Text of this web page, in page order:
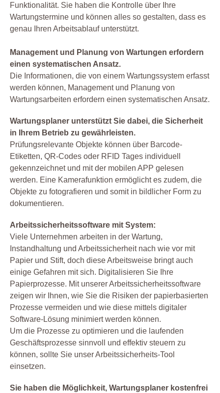
Funktionalität. Sie haben die Kontrolle über Ihre
Wartungstermine und können alles so gestalten, dass es
genau Ihren Arbeitsablauf unterstützt.
Management und Planung von Wartungen erfordern
einen systematischen Ansatz.
Die Informationen, die von einem Wartungssystem erfasst
werden können, Management und Planung von
Wartungsarbeiten erfordern einen systematischen Ansatz.
Wartungsplaner unterstützt Sie dabei, die Sicherheit
in Ihrem Betrieb zu gewährleisten.
Prüfungsrelevante Objekte können über Barcode-
Etiketten, QR-Codes oder RFID Tages individuell
gekennzeichnet und mit der mobilen APP gelesen
werden. Eine Kamerafunktion ermöglicht es zudem, die
Objekte zu fotografieren und somit in bildlicher Form zu
dokumentieren.
Arbeitssicherheitssoftware mit System:
Viele Unternehmen arbeiten in der Wartung,
Instandhaltung und Arbeitssicherheit nach wie vor mit
Papier und Stift, doch diese Arbeitsweise bringt auch
einige Gefahren mit sich. Digitalisieren Sie Ihre
Papierprozesse. Mit unserer Arbeitssicherheitssoftware
zeigen wir Ihnen, wie Sie die Risiken der papierbasierten
Prozesse vermeiden und wie diese mittels digitaler
Software-Lösung minimiert werden können.
Um die Prozesse zu optimieren und die laufenden
Geschäftsprozesse sinnvoll und effektiv steuern zu
können, sollte Sie unser Arbeitssicherheits-Tool
einsetzen.
Sie haben die Möglichkeit, Wartungsplaner kostenfrei